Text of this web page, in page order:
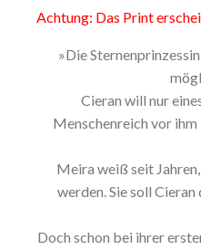
Achtung: Das Print
»Die
Cieran will nur
Menschenreich vor
Meira weiß seit
werden. Sie soll
Doch schon bei ihrer